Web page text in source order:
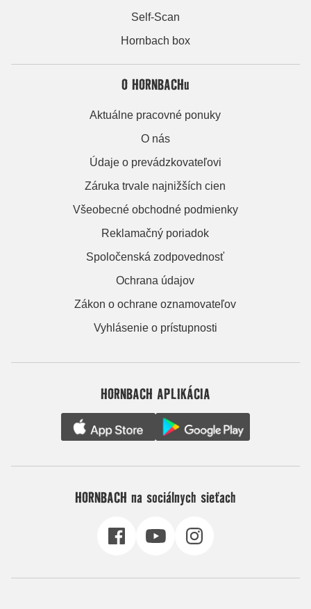
Self-Scan
Hornbach box
O HORNBACHu
Aktuálne pracovné ponuky
O nás
Údaje o prevádzkovateľovi
Záruka trvale najnižších cien
Všeobecné obchodné podmienky
Reklamačný poriadok
Spoločenská zodpovednosť
Ochrana údajov
Zákon o ochrane oznamovateľov
Vyhlásenie o prístupnosti
HORNBACH APLIKÁCIA
HORNBACH na sociálnych sieťach